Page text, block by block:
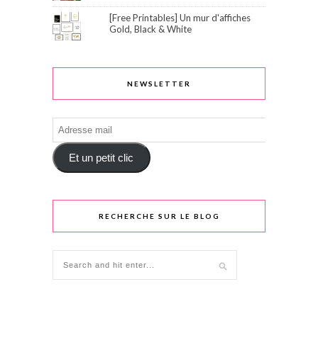
[Free Printables] Un mur d'affiches
Gold, Black & White
NEWSLETTER
Adresse
mail
Et un petit clic
RECHERCHE SUR LE BLOG